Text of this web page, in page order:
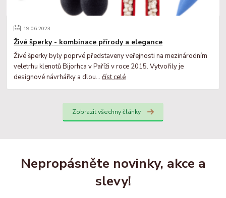
19.06.2023
Živé šperky - kombinace přírody a elegance
Živé šperky byly poprvé představeny veřejnosti na mezinárodním
veletrhu klenotů Bijorhca v Paříži v roce 2015. Vytvořily je
designové návrhářky a dlou...číst celé
Zobrazit všechny články
Nepropásněte novinky, akce a
slevy!